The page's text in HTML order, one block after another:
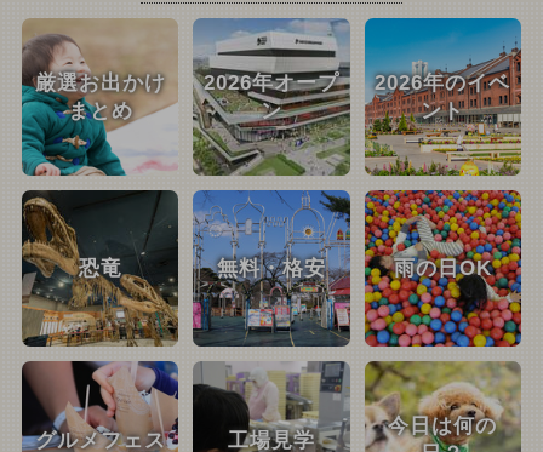
厳選お出かけ
まとめ
2026年オープ
ン
2026年のイベ
ント
恐竜 無料・格安 雨の日OK
グルメフェス 工場見学
今日は何の